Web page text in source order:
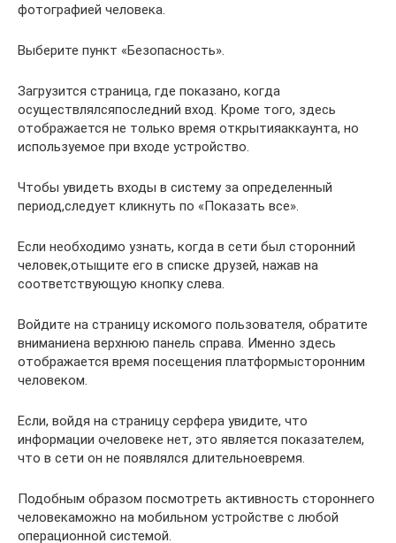
фотографией человека.
Выберите пункт «Безопасность».
Загрузится страница, где показано, когда
осуществлялсяпоследний вход. Кроме того, здесь
отображается не только время открытияаккаунта, но
используемое при входе устройство.
Чтобы увидеть входы в систему за определенный
период,следует кликнуть по «Показать все».
Если необходимо узнать, когда в сети был сторонний
человек,отыщите его в списке друзей, нажав на
соответствующую кнопку слева.
Войдите на страницу искомого пользователя, обратите
вниманиена верхнюю панель справа. Именно здесь
отображается время посещения платформысторонним
человеком.
Если, войдя на страницу серфера увидите, что
информации очеловеке нет, это является показателем,
что в сети он не появлялся длительноевремя.
Подобным образом посмотреть активность стороннего
человекаможно на мобильном устройстве с любой
операционной системой.